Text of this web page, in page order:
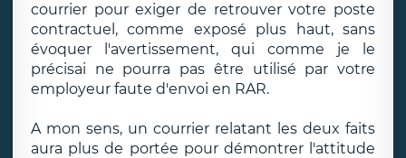
courrier pour exiger de retrouver votre poste
contractuel, comme exposé plus haut, sans
évoquer l'avertissement, qui comme je le
précisai ne pourra pas être utilisé par votre
employeur faute d'envoi en RAR.
A mon sens, un courrier relatant les deux faits
aura plus de portée pour démontrer l'attitude